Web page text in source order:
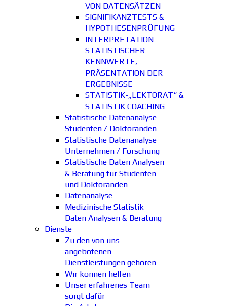
VON DATENSÄTZEN
SIGNIFIKANZTESTS &
HYPOTHESENPRÜFUNG
INTERPRETATION
STATISTISCHER
KENNWERTE,
PRÄSENTATION DER
ERGEBNISSE
STATISTIK-„LEKTORAT“ &
STATISTIK COACHING
Statistische Datenanalyse
Studenten / Doktoranden
Statistische Datenanalyse
Unternehmen / Forschung
Statistische Daten Analysen
& Beratung für Studenten
und Doktoranden
Datenanalyse
Medizinische Statistik
Daten Analysen & Beratung
Dienste
Zu den von uns
angebotenen
Dienstleistungen gehören
Wir können helfen
Unser erfahrenes Team
sorgt dafür